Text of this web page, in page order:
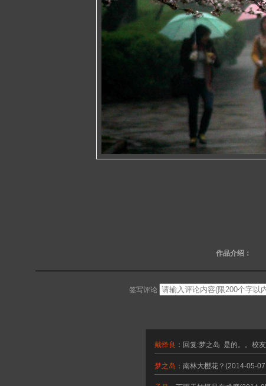
作品介绍：
签写评论
戴怿良 ：回复:梦之岛 是的。。校友
梦之岛 ：南林大樱花？ (2014-05-